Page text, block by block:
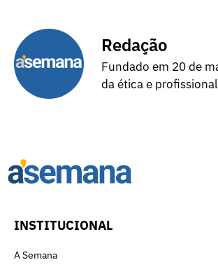
Redação
Fundado em 20 de
da ética e
INSTITUCIONAL
A Semana